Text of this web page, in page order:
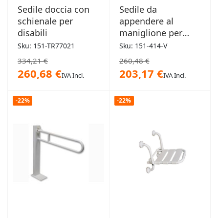
Sedile doccia con
schienale per
disabili
Sku: 151-TR77021
334,21 €
260,68 €IVA Incl.
Sedile da
appendere al
maniglione per
disabili bianco
Sku: 151-414-V
260,48 €
203,17 €IVA Incl.
-22% -22%